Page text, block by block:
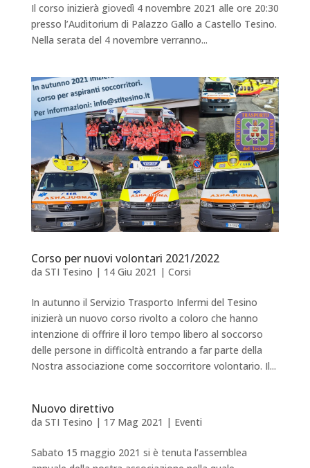
Il corso inizierà giovedì 4 novembre 2021 alle ore 20:30
presso l’Auditorium di Palazzo Gallo a Castello Tesino.
Nella serata del 4 novembre verranno...
Corso per nuovi volontari 2021/2022
da STI Tesino | 14 Giu 2021 | Corsi
In autunno il Servizio Trasporto Infermi del Tesino
inizierà un nuovo corso rivolto a coloro che hanno
intenzione di offrire il loro tempo libero al soccorso
delle persone in difficoltà entrando a far parte della
Nostra associazione come soccorritore volontario. Il...
Nuovo direttivo
da STI Tesino | 17 Mag 2021 | Eventi
Sabato 15 maggio 2021 si è tenuta l’assemblea